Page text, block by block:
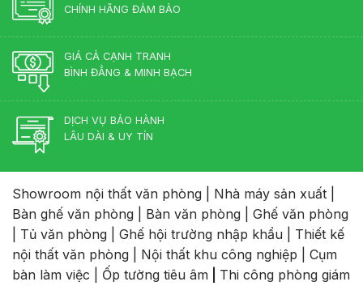
CHÍNH HÃNG ĐẢM BẢO
GIÁ CẢ CẠNH TRANH
BÌNH ĐẲNG & MINH BẠCH
DỊCH VỤ BẢO HÀNH
LÂU DÀI & UY TÍN
Showroom nội thất văn phòng Nhà máy sản xuất
Bàn ghế văn phòng
Bàn văn phòng
Ghế văn phòng
Tủ văn phòng Ghế hội trường nhập khẩu
Thiết kế
nội thất văn phòng
Nội thất khu công nghiệp
Cụm
bàn làm việc
Ốp tường tiêu âm
Thi công phòng giám